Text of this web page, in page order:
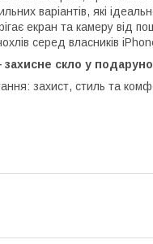
варіантів, які
екран та камеру від
серед власників
захисне скло у
захист, стиль та